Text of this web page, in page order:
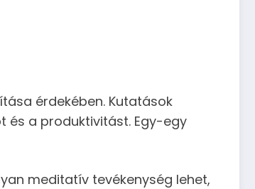
érdekében. Kutatások
és a produktivitást. Egy-egy
meditatív tevékenység lehet,